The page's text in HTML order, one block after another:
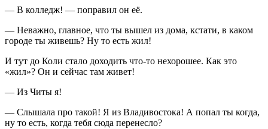
— В колледж! — поправил он её.
— Неважно, главное, что ты вышел из дома, кстати, в каком
городе ты живешь? Ну то есть жил!
И тут до Коли стало доходить что-то нехорошее. Как это
«жил»? Он и сейчас там живет!
— Из Читы я!
— Слышала про такой! Я из Владивостока! А попал ты когда,
ну то есть, когда тебя сюда перенесло?